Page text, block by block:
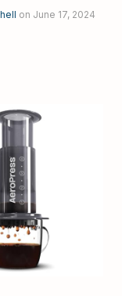
on June 17, 2024